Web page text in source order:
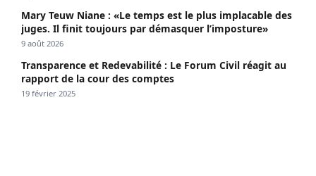
Mary Teuw Niane : «Le temps est le plus implacable des
juges. Il finit toujours par démasquer l’imposture»
9 août 2026
Transparence et Redevabilité : Le Forum Civil réagit au
rapport de la cour des comptes
19 février 2025